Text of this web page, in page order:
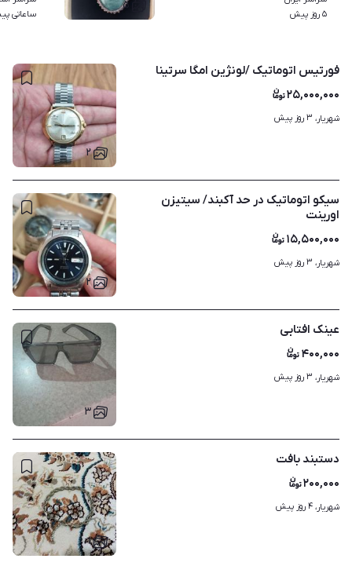
۵
۵ روز پیش
ساعاتی
۲
فورتیس اتوماتیک /لونژین امگا سرتینا
۲۵,۰۰۰,۰۰۰
شهریار، ۳ روز پیش
۲
سیکو اتوماتیک در حد آکبند/ سیتیزن
اورینت
۱۵,۵۰۰,۰۰۰
شهریار، ۳ روز پیش
۳
عینک افتابی
۴۰۰,۰۰۰
شهریار، ۳ روز پیش
۱
دستبند بافت
۲۰۰,۰۰۰
شهریار، ۴ روز پیش